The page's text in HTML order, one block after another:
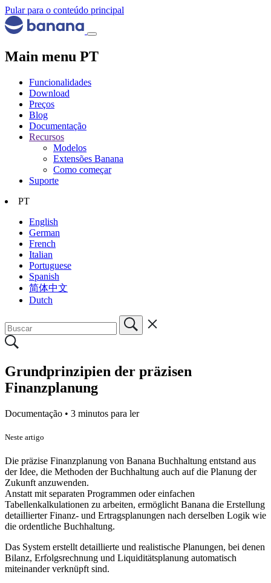
Pular para o conteúdo principal
Main menu PT
Funcionalidades
Download
Preços
Blog
Documentação
Recursos
Modelos
Extensões Banana
Como começar
Suporte
PT
English
German
French
Italian
Portuguese
Spanish
简体中文
Dutch
Grundprinzipien der präzisen
Finanzplanung
Documentação • 3 minutos para ler
Neste artigo
Die präzise Finanzplanung von Banana Buchhaltung entstand aus
der Idee, die Methoden der Buchhaltung auch auf die Planung der
Zukunft anzuwenden.
Anstatt mit separaten Programmen oder einfachen
Tabellenkalkulationen zu arbeiten, ermöglicht Banana die Erstellung
detaillierter Finanz- und Ertragsplanungen nach derselben Logik wie
die ordentliche Buchhaltung.
Das System erstellt detaillierte und realistische Planungen, bei denen
Bilanz, Erfolgsrechnung und Liquiditätsplanung automatisch
miteinander verknüpft sind.